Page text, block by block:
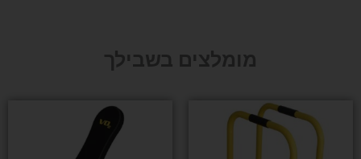
מומלצים בשבילך